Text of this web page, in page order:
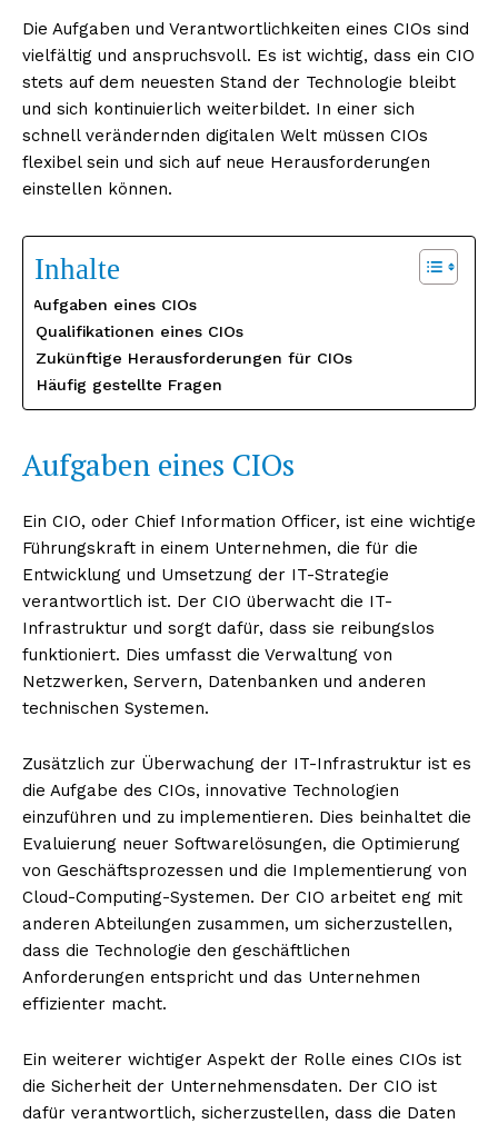
Die Aufgaben und Verantwortlichkeiten eines CIOs sind
vielfältig und anspruchsvoll. Es ist wichtig, dass ein CIO
stets auf dem neuesten Stand der Technologie bleibt
und sich kontinuierlich weiterbildet. In einer sich
schnell verändernden digitalen Welt müssen CIOs
flexibel sein und sich auf neue Herausforderungen
einstellen können.
Inhalte
Aufgaben eines CIOs
Qualifikationen eines CIOs
Zukünftige Herausforderungen für CIOs
Häufig gestellte Fragen
Aufgaben eines CIOs
Ein CIO, oder Chief Information Officer, ist eine wichtige
Führungskraft in einem Unternehmen, die für die
Entwicklung und Umsetzung der IT-Strategie
verantwortlich ist. Der CIO überwacht die IT-
Infrastruktur und sorgt dafür, dass sie reibungslos
funktioniert. Dies umfasst die Verwaltung von
Netzwerken, Servern, Datenbanken und anderen
technischen Systemen.
Zusätzlich zur Überwachung der IT-Infrastruktur ist es
die Aufgabe des CIOs, innovative Technologien
einzuführen und zu implementieren. Dies beinhaltet die
Evaluierung neuer Softwarelösungen, die Optimierung
von Geschäftsprozessen und die Implementierung von
Cloud-Computing-Systemen. Der CIO arbeitet eng mit
anderen Abteilungen zusammen, um sicherzustellen,
dass die Technologie den geschäftlichen
Anforderungen entspricht und das Unternehmen
effizienter macht.
Ein weiterer wichtiger Aspekt der Rolle eines CIOs ist
die Sicherheit der Unternehmensdaten. Der CIO ist
dafür verantwortlich, sicherzustellen, dass die Daten